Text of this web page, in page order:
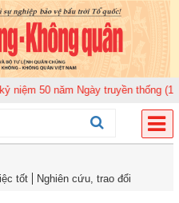
năm Ngày truyền thống (12-11-
tốt Nghiên cứu, trao đổi